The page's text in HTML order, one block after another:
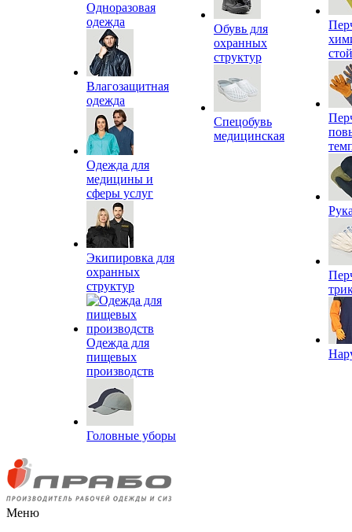
Одноразовая
одежда
Влагозащитная
одежда
Одежда для
медицины и
сферы услуг
Экипировка для
охранных
структур
Одежда для
пищевых
производств
Головные уборы
Обувь для
охранных
структур
Спецобувь
медицинская
Меню